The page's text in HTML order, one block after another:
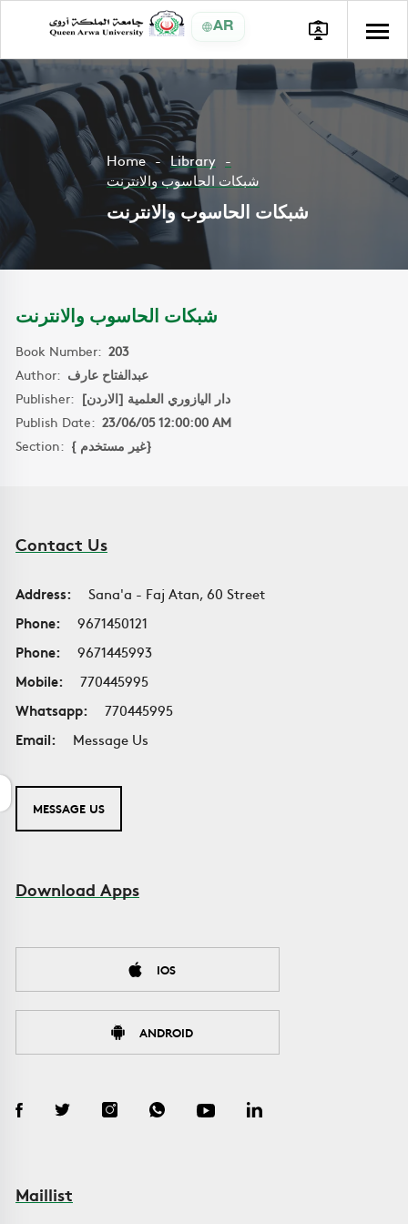
AR
Home
Library
شبكات الحاسوب والانترنت
شبكات الحاسوب والانترنت
شبكات الحاسوب والانترنت
Book Number: 203
Author: عبدالفتاح عارف
Publisher: دار اليازوري العلمية [الاردن]
Publish Date: 23/06/05 12:00:00 AM
Section:
{ غير مستخدم}
Contact Us
Address:
Sana'a - Faj Atan, 60 Street
Phone:
9671450121
Phone:
9671445993
Mobile:
770445995
Whatsapp:
770445995
Email:
Message Us
MESSAGE US
Download Apps
IOS
ANDROID
Maillist